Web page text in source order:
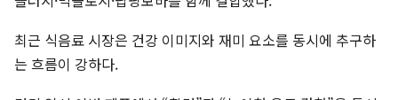
최근 식음료 시장은 건강 이미지와 재미 요소를 동시에 추구하
는 흐름이 강하다.